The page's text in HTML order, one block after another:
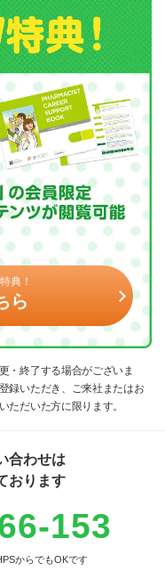
典！
ら
・終了する場合がございま
録いただき、ご来社またはお
ただいた方に限ります。
合わせは
おります
153
からでもOKです